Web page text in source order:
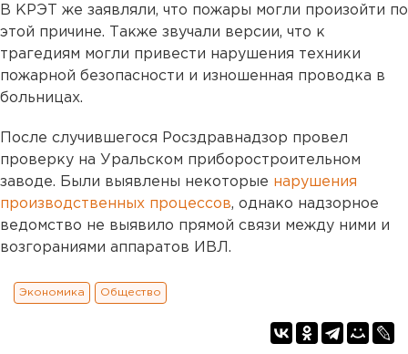
В КРЭТ же заявляли, что пожары могли произойти по
этой причине. Также звучали версии, что к
трагедиям могли привести нарушения техники
пожарной безопасности и изношенная проводка в
больницах.
После случившегося Росздравнадзор провел
проверку на Уральском приборостроительном
заводе. Были выявлены некоторые нарушения
производственных процессов, однако надзорное
ведомство не выявило прямой связи между ними и
возгораниями аппаратов ИВЛ.
Экономика Общество